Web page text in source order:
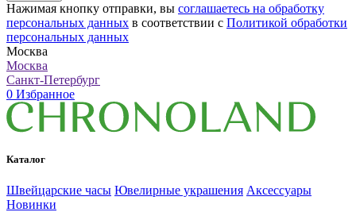
Нажимая кнопку отправки, вы соглашаетесь на обработку
персональных данных в соответствии с Политикой обработки
персональных данных
Москва
Москва
Санкт-Петербург
0 Избранное
Каталог
Швейцарские часы Ювелирные украшения Аксессуары
Новинки